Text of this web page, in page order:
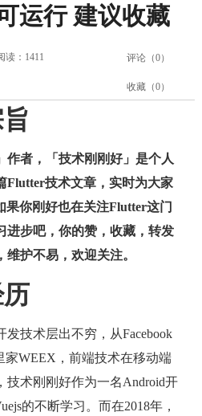
运行 建议收藏
读：1411 评论（0）
收藏（0）
作者，「技术刚刚好」是个人
Flutter技术文章，实时为大家
你刚好也在关注Flutter这门
进步吧，你的赞，收藏，转发
护不易，欢迎关注。
技术层出不穷，从Facebook
家WEEX，前端技术在移动端
技术刚刚好作为一名Android开
的不断学习。而在2018年，